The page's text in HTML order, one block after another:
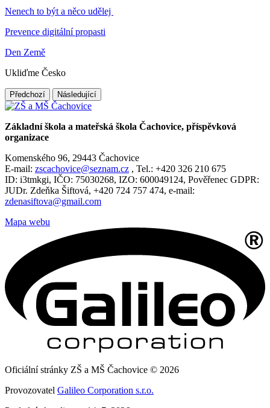
Nenech to být a něco udělej
Prevence digitální propasti
Den Země
Ukliďme Česko
Předchozí Následující
Základní škola a mateřská škola Čachovice, příspěvková
organizace
Komenského 96, 29443 Čachovice
E-mail: zscachovice@seznam.cz , Tel.: +420 326 210 675
ID: i3tmkgi, IČO: 75030268, IZO: 600049124, Pověřenec GDPR:
JUDr. Zdeňka Šiftová, +420 724 757 474, e-mail:
zdenasiftova@gmail.com
Mapa webu
Oficiální stránky ZŠ a MŠ Čachovice © 2026
Provozovatel Galileo Corporation s.r.o.